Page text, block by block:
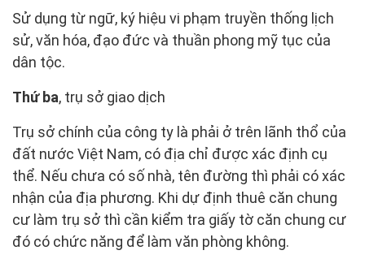
Sử dụng từ ngữ, ký hiệu vi phạm truyền thống lịch
sử, văn hóa, đạo đức và thuần phong mỹ tục của
dân tộc.
Thứ ba, trụ sở giao dịch
Trụ sở chính của công ty là phải ở trên lãnh thổ của
đất nước Việt Nam, có địa chỉ được xác định cụ
thể. Nếu chưa có số nhà, tên đường thì phải có xác
nhận của địa phương. Khi dự định thuê căn chung
cư làm trụ sở thì cần kiểm tra giấy tờ căn chung cư
đó có chức năng để làm văn phòng không.